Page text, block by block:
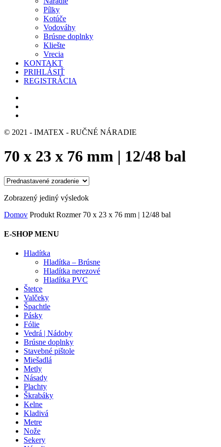
Pílky
Kotúče
Vodováhy
Brúsne doplnky
Kliešte
Vrecia
KONTAKT
PRIHLÁSIŤ
REGISTRÁCIA
© 2021 - IMATEX - RUČNÉ NÁRADIE
70 x 23 x 76 mm | 12/48 bal
Zobrazený jediný výsledok
Domov Produkt Rozmer 70 x 23 x 76 mm | 12/48 bal
E-SHOP MENU
Hladítka
Hladítka – Brúsne
Hladítka nerezové
Hladítka PVC
Štetce
Valčeky
Špachtle
Pásky
Fólie
Vedrá | Nádoby
Brúsne doplnky
Stavebné pištole
Miešadlá
Metly
Násady
Plachty
Škrabáky
Kelne
Kladivá
Metre
Nože
Sekery